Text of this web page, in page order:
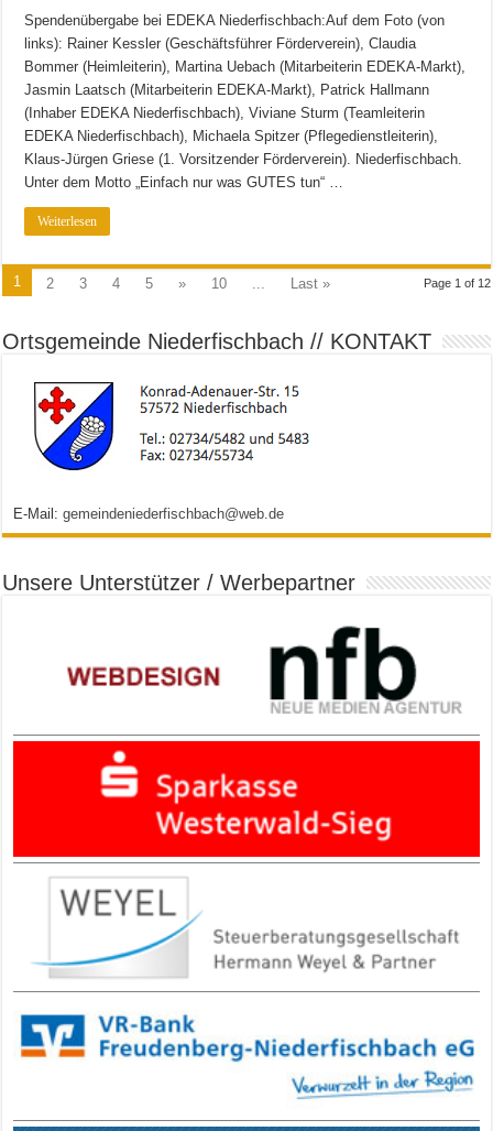
Spendenübergabe bei EDEKA Niederfischbach:Auf dem Foto (von
links): Rainer Kessler (Geschäftsführer Förderverein), Claudia
Bommer (Heimleiterin), Martina Uebach (Mitarbeiterin EDEKA-Markt),
Jasmin Laatsch (Mitarbeiterin EDEKA-Markt), Patrick Hallmann
(Inhaber EDEKA Niederfischbach), Viviane Sturm (Teamleiterin
EDEKA Niederfischbach), Michaela Spitzer (Pflegedienstleiterin),
Klaus-Jürgen Griese (1. Vorsitzender Förderverein). Niederfischbach.
Unter dem Motto „Einfach nur was GUTES tun“ …
Weiterlesen
Page 1 of 12
1 2 3 4 5 » 10 Last »
Ortsgemeinde Niederfischbach // KONTAKT
E-Mail:gemeindeniederfischbach@web.de
Unsere Unterstützer / Werbepartner